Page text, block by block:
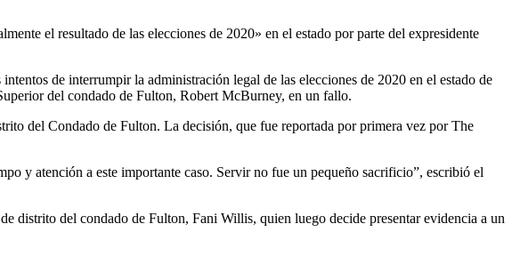
el resultado de las elecciones de 2020» en el estado por parte del expresidente
de interrumpir la administración legal de las elecciones de 2020 en el estado de
del condado de Fulton, Robert McBurney, en un fallo.
del Condado de Fulton. La decisión, que fue reportada por primera vez por The
y atención a este importante caso. Servir no fue un pequeño sacrificio”, escribió el
distrito del condado de Fulton, Fani Willis, quien luego decide presentar evidencia a un